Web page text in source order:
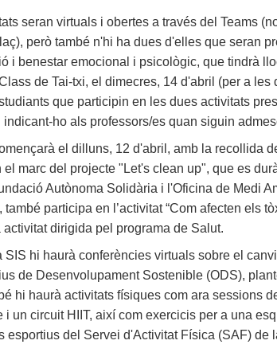
seran virtuals i obertes a través del Teams
però també n'hi ha dues d'elles que seran
i benestar emocional i psicològic, que tindrà
de Tai-txi, el dimecres, 14 d'abril (per a les
que participin en les dues activitats
ho als professors/es quan siguin
el dilluns, 12 d'abril, amb la recollida
el marc del projecte "Let's clean up", que es
Autònoma Solidària i l'Oficina de Medi
també participa en l’activitat “Com afecten els
activitat dirigida pel programa de Salut.
SIS hi haurà conferències virtuals sobre el
de Desenvolupament Sostenible (ODS),
hi haurà activitats físiques com ara sessions
i un circuit HIIT, així com exercicis per a una
esportius del Servei d'Activitat Física (SAF) de